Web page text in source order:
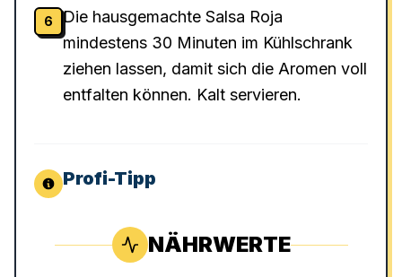
6
Die hausgemachte Salsa Roja
mindestens 30 Minuten im Kühlschrank
ziehen lassen, damit sich die Aromen voll
entfalten können. Kalt servieren.
Profi-Tipp
NÄHRWERTE